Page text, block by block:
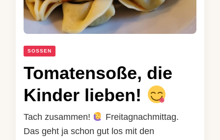
SOSSEN
Tomatensoße, die
Kinder lieben!
Tach zusammen!
Freitagnachmittag.
Das geht ja schon gut los mit den